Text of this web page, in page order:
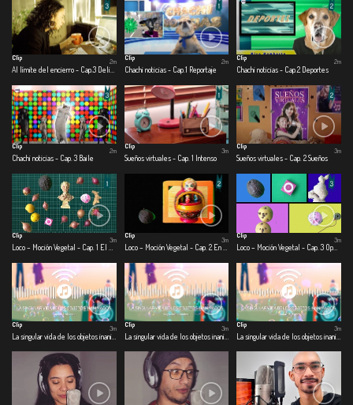
Clip
2m
Clip
Chachi noticias - Cap.1 Reportaje
2m
Clip
Chachi noticias - Cap.2 Deportes
2m
Clip
Chachi noticias - Cap. 3 Baile
2m
Clip
Sueños virtuales - Cap. 1 Intenso
3m
Clip
Sueños virtuales - Cap. 2 Sueños
3m
Clip
3m
Clip
3m
Clip
3m
Clip
3m
Clip
La singular vida de los objetos inanimados - Cap. 2 Licuadora
3m
Clip
3m